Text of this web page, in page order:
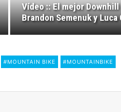
Vídeo :: El mejor
Brandon Semenuk y
#MOUNTAIN BIKE #MOUNTAINBIKE